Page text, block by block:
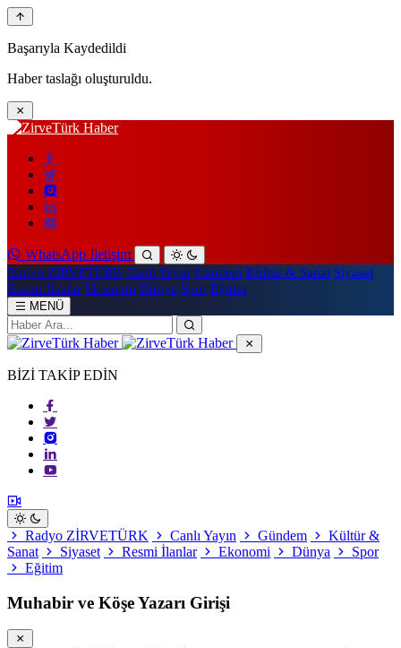
Başarıyla Kaydedildi
Haber taslağı oluşturuldu.
WhatsApp İletişim
Radyo ZİRVETÜRK Canlı Yayın Gündem Kültür & Sanat Siyaset
Resmi İlanlar Ekonomi Dünya Spor Eğitim
MENÜ
BİZİ TAKİP EDİN
Radyo ZİRVETÜRK Canlı Yayın Gündem
Kültür &
Sanat
Siyaset Resmi İlanlar Ekonomi Dünya
Spor
Eğitim
Muhabir ve Köşe Yazarı Girişi